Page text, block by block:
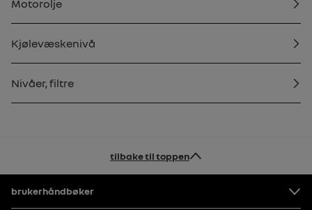
Motorolje
Kjølevæskenivå
Nivåer, filtre
tilbake til toppen
Bunntekst
brukerhåndbøker